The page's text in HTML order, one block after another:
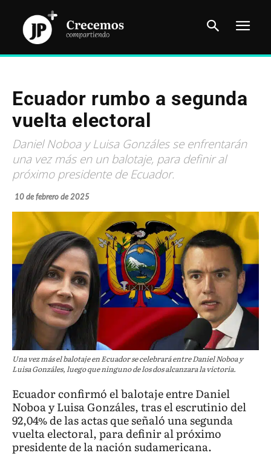
Ecuador rumbo a segunda
vuelta electoral
Daniel Noboa y Luisa Gonzáles se enfrentarán
una vez más en un balotaje, para definir al
próximo presidente de Ecuador.
10 de febrero de 2025
Una vez más el balotaje en Ecuador se celebrará entre Daniel Noboa y
Luisa Gonzáles, luego que ninguno de los dos alcanzara la victoria.
Ecuador confirmó el balotaje entre Daniel
Noboa y Luisa Gonzáles, tras el escrutinio del
92,04% de las actas que señaló una segunda
vuelta electoral, para definir al próximo
presidente de la nación sudamericana.